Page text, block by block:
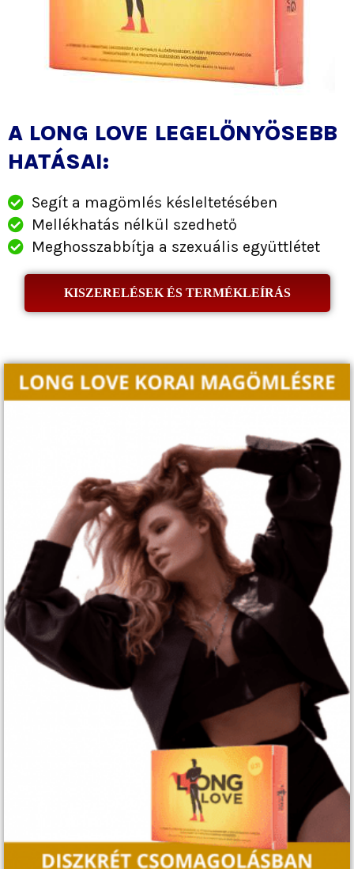
A LONG LOVE LEGELŐNYÖSEBB
HATÁSAI:
Segít a magömlés késleltetésében
Mellékhatás nélkül szedhető
Meghosszabbítja a szexuális együttlétet
KISZERELÉSEK ÉS TERMÉKLEÍRÁS